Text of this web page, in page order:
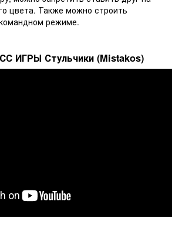
цвета. Также можно строить
режиме.
ИГРЫ Стульчики (Mistakos)